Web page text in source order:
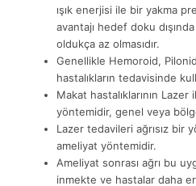
ışık enerjisi ile bir yakma
avantajı hedef doku
oldukça az olmasıdır.
Genellikle Hemoroid,
hastalıkların tedavisinde
Makat hastalıklarının
yöntemidir, genel veya
Lazer tedavileri ağrısız bir
ameliyat yöntemidir.
Ameliyat sonrası ağrı bu
inmekte ve hastalar daha